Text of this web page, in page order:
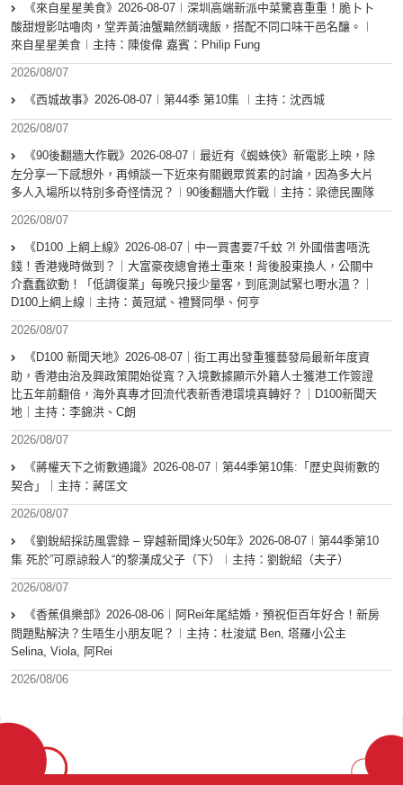
《來自星星美食》2026-08-07︱深圳高端新派中菜驚喜重重！脆卜卜
酸甜燈影咕嚕肉，堂弄黃油蟹黯然銷魂飯，搭配不同口味干邑名釀。︱
來自星星美食︱主持：陳俊偉 嘉賓：Philip Fung
2026/08/07
《西城故事》2026-08-07︱第44季 第10集 ︱主持：沈西城
2026/08/07
《90後翻牆大作戰》2026-08-07︱最近有《蜘蛛俠》新電影上映，除
左分享一下感想外，再傾談一下近來有關觀眾質素的討論，因為多大片
多人入場所以特別多奇怪情況？︱90後翻牆大作戰︱主持：梁德民團隊
2026/08/07
《D100 上綱上線》2026-08-07｜中一買書要7千蚊 ?! 外國借書唔洗
錢！香港幾時做到？｜大富豪夜總會捲土重來！背後股東換人，公關中
介蠢蠢欲動！「低調復業」每晚只接少量客，到底測試緊乜嘢水溫？｜
D100上綱上線︱主持：黃冠斌、禮賢同學、何亨
2026/08/07
《D100 新聞天地》2026-08-07｜街工再出發重獲藝發局最新年度資
助，香港由治及興政策開始從寬？入境數據顯示外籍人士獲港工作簽證
比五年前翻倍，海外真專才回流代表新香港環境真轉好？｜D100新聞天
地｜主持：李錦洪、C朗
2026/08/07
《蔣權天下之術數通識》2026-08-07︱第44季第10集:「歴史與術數的
契合」｜主持：蔣匡文
2026/08/07
《劉銳紹採訪風雲錄 – 穿越新聞烽火50年》2026-08-07︱第44季第10
集 死於”可原諒殺人“的黎漢成父子（下）︱主持：劉銳紹（夫子）
2026/08/07
《香蕉俱樂部》2026-08-06︱阿Rei年尾結婚，預祝佢百年好合！新房
問題點解決？生唔生小朋友呢？︱主持：杜浚斌 Ben, 塔羅小公主
Selina, Viola, 阿Rei
2026/08/06